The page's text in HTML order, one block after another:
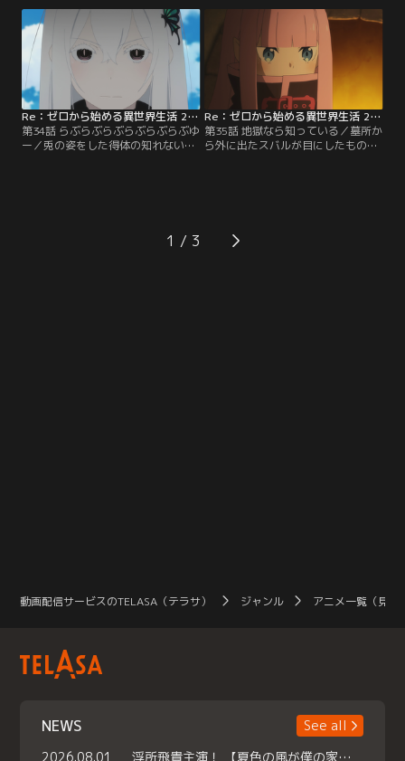
対して沈黙を貫いていたベアトリス
に間一髪というところで命を救われ
たスバル。しかしスバルはベアトリ
スになぜ皆が殺されてしまう前に助
界の外に逃げるチャンスだと言うオ
ットーに対して否定的なスバル。し
かし、ラムが協力者として力を貸し
てくれることを知り、さらにラムの
スバルへの手助けが…。
Re：ゼロから始める異世界生活 2nd season 第34話
第34話 らぶらぶらぶらぶらぶらぶゆ
ー／兎の姿をした得体の知れない何
でスバルはエキドナに今まで口にし
たくとも決して話すことの出来なか
Re：ゼロから始める異世界生活 2nd season 第35話
第35話 地獄なら知っている／墓所か
ら外に出たスバルが目にしたもの
るが、嫉妬の魔女は執拗にスバルた
ちの後を追う。自らを囮に使えと言
1
動画配信サービスのTELASA（テラサ） ジャンル アニメ一覧（見放
NEWS
See all
2026.08.01
浮所飛貴主演！ 【夏色の風が僕の家にやってきた】 本日よりテラサで独占配信スタート！